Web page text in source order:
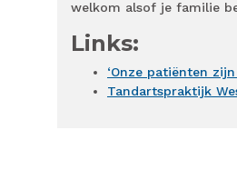
welkom alsof je familie
Links:
‘Onze patiënten
Tandartspraktijk